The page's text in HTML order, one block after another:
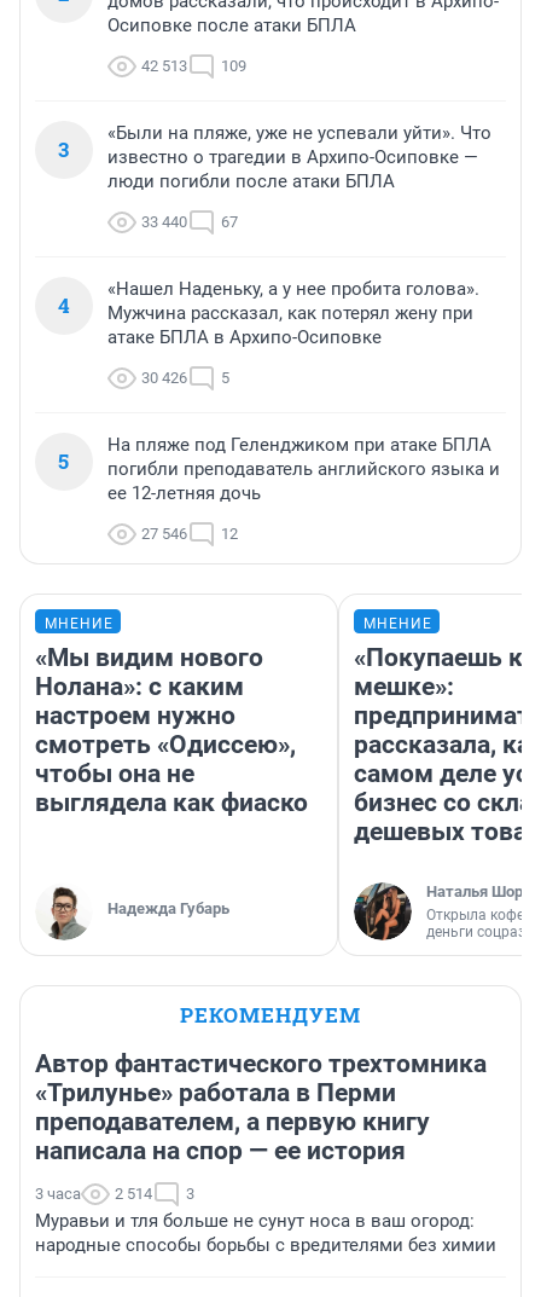
Осиповке после атаки БПЛА
42 513 109
3
«Были на пляже, уже не успевали уйти». Что
известно о трагедии в Архипо-Осиповке —
люди погибли после атаки БПЛА
33 440 67
4
«Нашел Наденьку, а у нее пробита голова».
Мужчина рассказал, как потерял жену при
атаке БПЛА в Архипо-Осиповке
30 426 5
5
На пляже под Геленджиком при атаке БПЛА
погибли преподаватель английского языка и
ее 12-летняя дочь
27 546 12
МНЕНИЕ
«Мы видим нового
Нолана»: с каким
настроем нужно
смотреть «Одиссею»,
чтобы она не
выглядела как фиаско
Надежда Губарь
МНЕНИЕ
«Покупаешь
мешке»:
рассказала,
самом деле
бизнес со
дешевых
Наталья
Открыла
деньги
РЕКОМЕНДУЕМ
Автор фантастического трехтомника
«Трилунье» работала в Перми
преподавателем, а первую книгу
написала на спор — ее история
3 часа 2 514 3
Муравьи и тля больше не сунут носа в ваш огород:
народные способы борьбы с вредителями без химии